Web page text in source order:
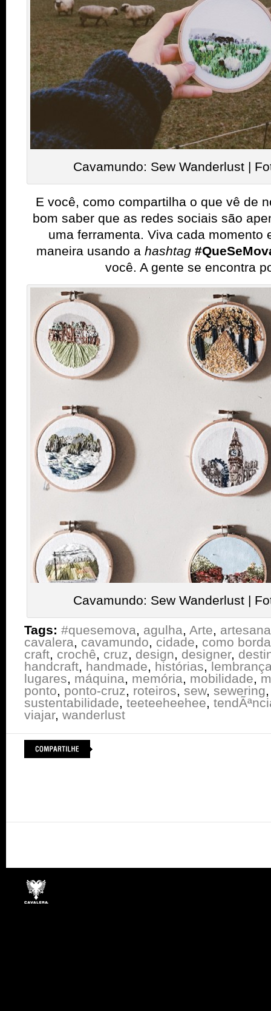
Cavamundo: Sew Wanderlust |
E você, como compartilha o que vê de
bom saber que as redes sociais são
uma ferramenta. Viva cada momento
maneira usando a hashtag
você. A gente se encontra
Cavamundo: Sew Wanderlust |
Tags: #quesemova, agulha, Arte,
cavalera, cavamundo, cidade, como
craft, crochê, cruz, design, designer,
handcraft, handmade, histórias,
lugares, máquina, memória, mobilidade,
ponto, ponto-cruz, roteiros, sew, sewering
sustentabilidade, teeteeheehee,
viajar, wanderlust